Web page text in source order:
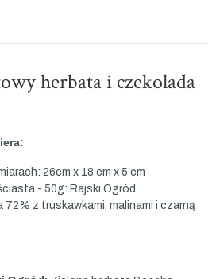
herbata i czekolada
26cm x 18 cm x 5 cm
- 50g: Rajski Ogród
72% z truskawkami, malinami i czarną